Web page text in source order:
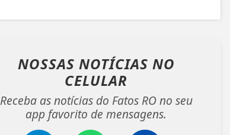
NOSSAS NOTÍCIAS NO
CELULAR
Receba as notícias do Fatos RO no seu
app favorito de mensagens.